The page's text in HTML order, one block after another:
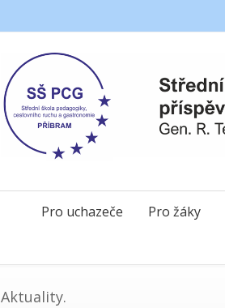
Pro uchazeče Pro žáky
Aktuality.